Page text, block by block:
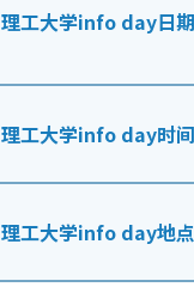
理工大学info day日期
理工大学info day时间
理工大学info day地点